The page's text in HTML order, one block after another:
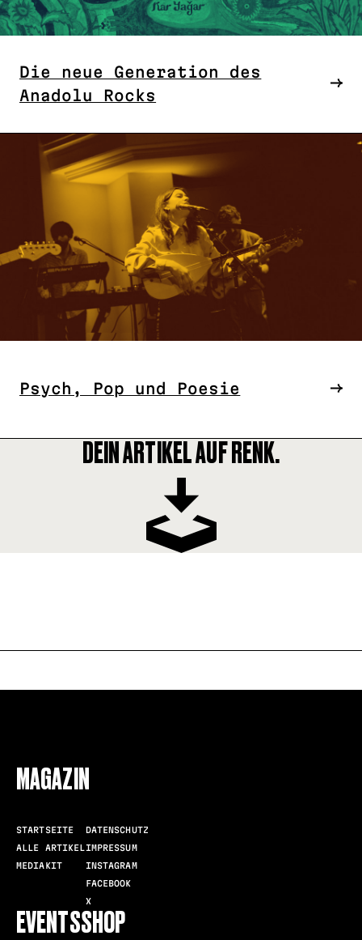
Die neue Generation des
Anadolu Rocks
Psych, Pop und Poesie
DEIN ARTIKEL AUF RENK.
MAGAZIN
STARTSEITE
ALLE ARTIKEL
MEDIAKIT
DATENSCHUTZ
IMPRESSUM
INSTAGRAM
FACEBOOK
X
EVENTSSHOP